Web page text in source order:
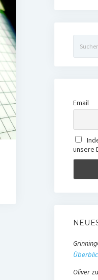
nach:
Email
unsere
Oliverzu